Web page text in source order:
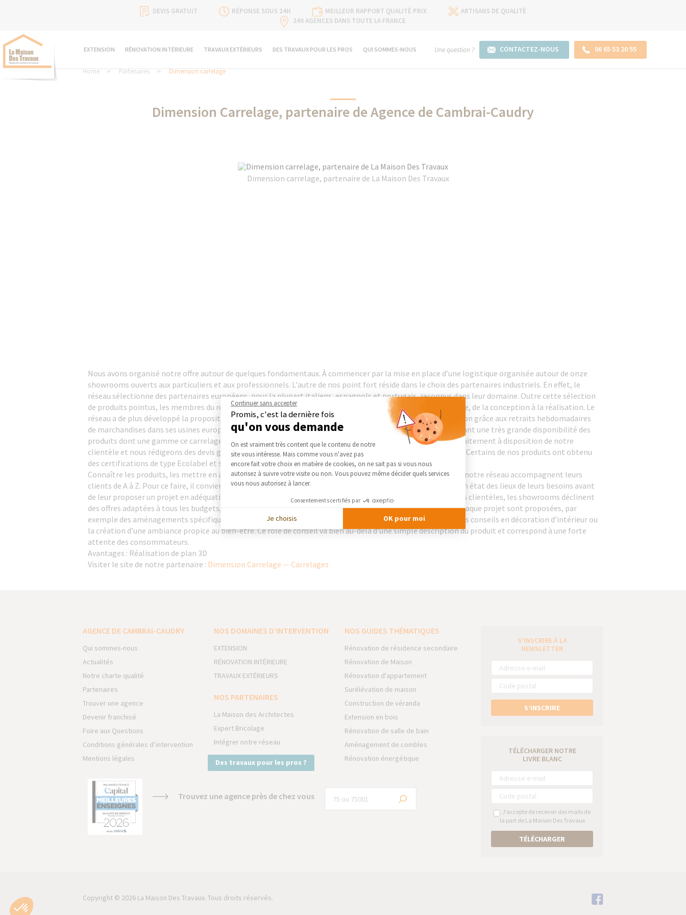
DEVIS GRATUIT RÉPONSE SOUS 24H MEILLEUR RAPPORT QUALITÉ PRIX
ARTISANS DE QUALITÉ
240 AGENCES DANS TOUTE LA FRANCE
EXTENSION RÉNOVATION INTÉRIEURE TRAVAUX EXTÉRIEURS DES TRAVAUX POUR LES PROS QUI SOMMES-NOUS Une question ? CONTACTEZ-NOUS 06 65 53 20 55
Home Partenaires Dimension carrelage
Dimension Carrelage, partenaire de Agence de Cambrai-Caudry
Dimension carrelage, partenaire de La Maison Des Travaux
Nous avons organisé notre offre autour de quelques fondamentaux. À commencer par la mise en place d’une logistique organisée autour de onze
showrooms ouverts aux particuliers et aux professionnels. L'autre de nos point fort réside dans le choix des partenaires industriels. En effet, le
réseau sélectionne des partenaires européens, pour la plupart italiens, espagnols et portugais, reconnus dans leur domaine. Outre cette sélection
de produits pointus, les membres du réseau apportent à leurs clients des conseils et une assistance technique, de la conception à la réalisation. Le
réseau a de plus développé la proposition de plans de salle de bains en 3D. Il a aussi réduit ses délais de livraison grâce aux retraits hebdomadaires
de marchandises dans ses usines européennes partenaires. La structure dispose ainsi d’un stock lui garantissant une très grande disponibilité des
produits dont une gamme ce carrelage en Marque De Distributeur. Nous mettons aussi des échantillons gratuitement à disposition de notre
clientèle et nous rédigeons des devis gratuitset personnalisés. Nos carrelages bénéficient des normes UPEC. Certains de nos produits ont obtenu
des certifications de type Ecolabel et sont donc éco-compatibles.
Connaître les produits, les mettre en avant, guider les clients dans leur choix… Les vendeurs-décorateurs de notre réseau accompagnent leurs
clients de A à Z. Pour ce faire, il convient de commencer à apprendre à écouter les clients, àdresser avec eux un état des lieux de leurs besoins avant
de leur proposer un projet en adéquation avec leur mode de vie et leur budget. Pour s’adapter à ses différentes clientèles, les showrooms déclinent
des offres adaptées à tous les budgets, de l’entrée au haut de gamme. Des solutions techniques adaptées à chaque projet sont proposées, par
exemple des aménagements spécifiques pour les personnes à mobilité réduite. Mais c’est aussi répondre à des conseils en décoration d’intérieur ou
la création d’une ambiance propice au bien-être. Ce rôle de conseil va bien au-delà d’une simple description du produit et correspond à une forte
attente des consommateurs.
Avantages : Réalisation de plan 3D
Visiter le site de notre partenaire : Dimension Carrelage — Carrelages
AGENCE DE CAMBRAI-CAUDRY
Qui sommes-nous
Actualités
Notre charte qualité
Partenaires
Trouver une agence
Devenir franchisé
Foire aux Questions
Conditions générales d’intervention
Mentions légales
NOS DOMAINES D’INTERVENTION
EXTENSION
RÉNOVATION INTÉRIEURE
TRAVAUX EXTÉRIEURS
NOS PARTENAIRES
La Maison des Architectes
Expert Bricolage
Intégrer notre réseau
Des travaux pour les pros ?
NOS GUIDES THÉMATIQUES
Rénovation de résidence secondaire
Rénovation de Maison
Rénovation d'appartement
Surélévation de maison
Construction de véranda
Extension en bois
Rénovation de salle de bain
Aménagement de combles
Rénovation énergétique
Trouvez une agence près de chez vous
S’INSCRIRE À LA
NEWSLETTER
S’INSCRIRE
TÉLÉCHARGER NOTRE
LIVRE BLANC
J’accepte de recevoir des mails de
la part de La Maison Des Travaux
TÉLÉCHARGER
Copyright © 2026 La Maison Des Travaux. Tous droits réservés.
Continuer sans accepter
Promis, c'est la dernière fois
qu'on vous demande
Plateforme de Gestion du Consentement : Personnalisez vos Options
On est vraiment très content que le contenu de notre
site vous intéresse. Mais comme vous n'avez pas
encore fait votre choix en matière de cookies, on ne sait pas si vous nous
autorisez à suivre votre visite ou non. Vous pouvez même décider quels services
vous nous autorisez à lancer.
Consentements certifiés par
Je choisis OK pour moi
Axeptio consent